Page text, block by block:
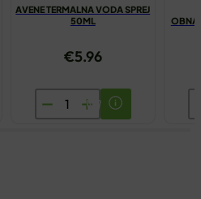
AVENE TERMALNA VODA SPREJ
50ML
€5.96
AVENE
TERMALNA